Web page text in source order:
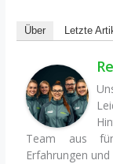
Über Letzte
Team aus
Erfahrungen